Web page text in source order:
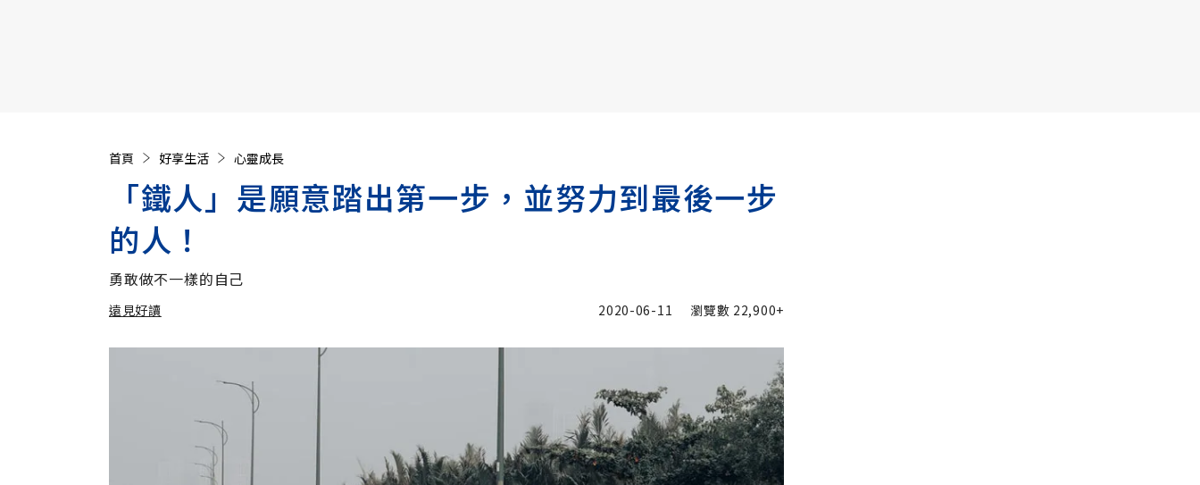
首頁 好享生活 心靈成長
「鐵人」是願意踏出第一步，並努力到最後一步
的人！
勇敢做不一樣的自己
遠見好讀
加入追蹤
2020-06-11 瀏覽數 22,900+